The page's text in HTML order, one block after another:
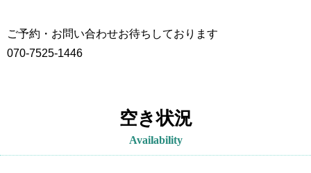
ご予約・お問い合わせお待ちしております
070-7525-1446
空き状況
Availability